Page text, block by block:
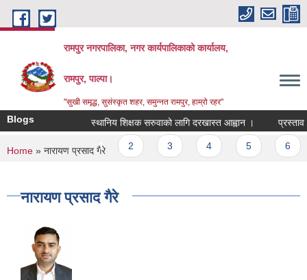
Skip to main content
रामपुर नगरपालिका, नगर कार्यपालिकाको कार्यालय,
रामपुर, पाल्पा।
"सुखी समृद्ध, सुसंस्कृत शहर, समुन्नत रामपुर, हाम्रो रहर"
Blogs स्थानिय शिक्षक सरुवाको लागि दरखास्त आह्वान । प्रस्ताव
Pages
1
You are here
Home » नारायण प्रसाद गैरे
नारायण प्रसाद गैरे